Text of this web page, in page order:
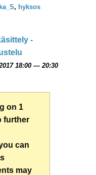
, hyksos
-
18:00 — 20:30
on 1
further
can
may